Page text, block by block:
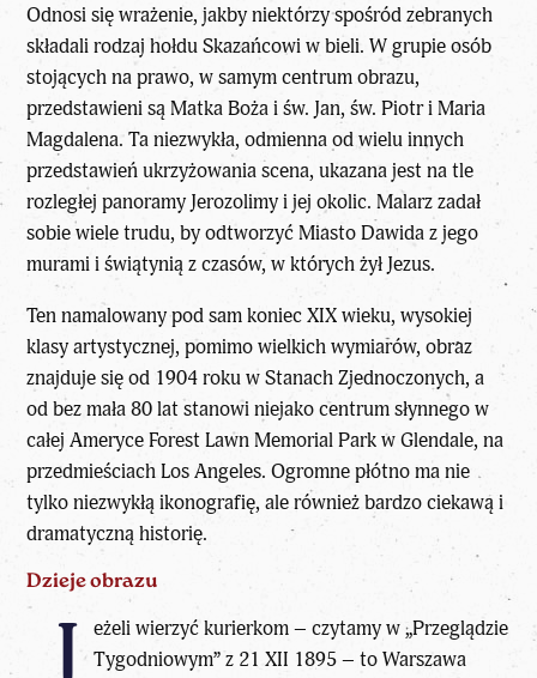
Odnosi się wrażenie, jakby niektórzy spośród zebranych
składali rodzaj hołdu Skazańcowi w bieli. W grupie osób
stojących na prawo, w samym centrum obrazu,
przedstawieni są Matka Boża i św. Jan, św. Piotr i Maria
Magdalena. Ta niezwykła, odmienna od wielu innych
przedstawień ukrzyżowania scena, ukazana jest na tle
rozległej panoramy Jerozolimy i jej okolic. Malarz zadał
sobie wiele trudu, by odtworzyć Miasto Dawida z jego
murami i świątynią z czasów, w których żył Jezus.
Ten namalowany pod sam koniec XIX wieku, wysokiej
klasy artystycznej, pomimo wielkich wymiarów, obraz
znajduje się od 1904 roku w Stanach Zjednoczonych, a
od bez mała 80 lat stanowi niejako centrum słynnego w
całej Ameryce Forest Lawn Memorial Park w Glendale, na
przedmieściach Los Angeles. Ogromne płótno ma nie
tylko niezwykłą ikonografię, ale również bardzo ciekawą i
dramatyczną historię.
Dzieje obrazu
eżeli wierzyć kurierkom – czytamy w „Przeglądzie
Tygodniowym” z 21 XII 1895 – to Warszawa